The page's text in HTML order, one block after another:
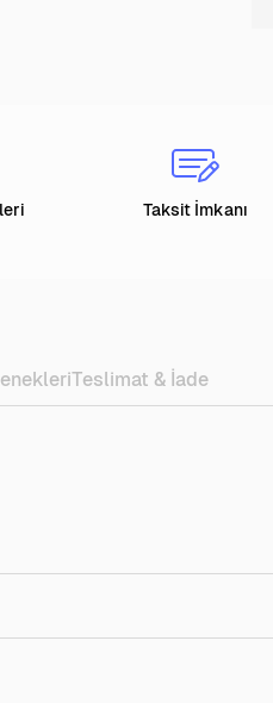
Taksit İmkanı
Teslimat & İade